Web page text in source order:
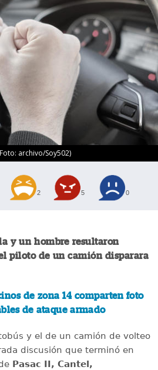
archivo/Soy502)
2 5 0
y un hombre resultaron
piloto de un camión disparara
de zona 14 comparten foto
de ataque armado
y el de un camión de volteo
discusión que terminó en
Pasac II, Cantel,